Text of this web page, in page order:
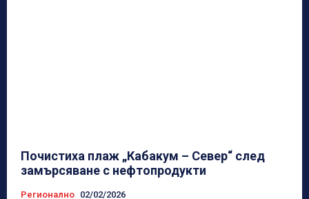
Почистиха плаж „Кабакум – Север“ след
замърсяване с нефтопродукти
Регионално 02/02/2026